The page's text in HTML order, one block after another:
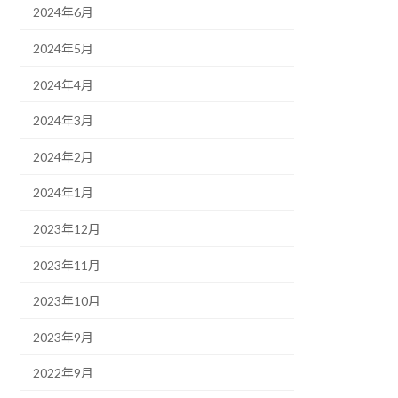
2024年6月
2024年5月
2024年4月
2024年3月
2024年2月
2024年1月
2023年12月
2023年11月
2023年10月
2023年9月
2022年9月